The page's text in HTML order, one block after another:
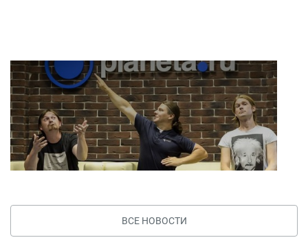
ВСЕ НОВОСТИ